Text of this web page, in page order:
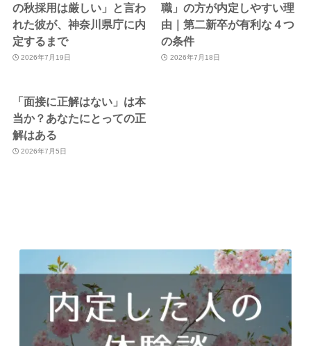
の秋採用は厳しい」と言わ
れた彼が、神奈川県庁に内
定するまで
2026年7月19日
職」の方が内定しやすい理
由｜第二新卒が有利な４つ
の条件
2026年7月18日
「面接に正解はない」は本
当か？あなたにとっての正
解はある
2026年7月5日